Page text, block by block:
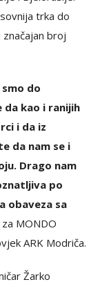
trka do
broj
do
da kao i ranijih
i da iz
da nam se i
Drago nam
po
obaveza sa
MONDO
ARK Modriča.
Žarko